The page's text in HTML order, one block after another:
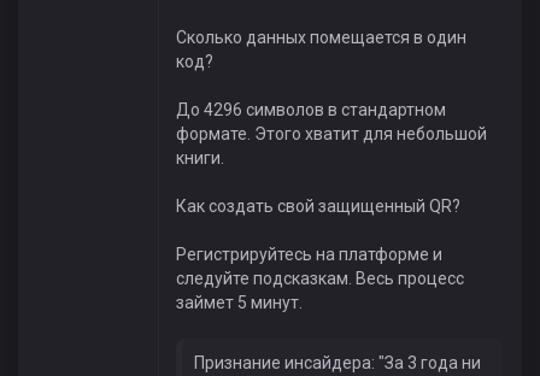
Сколько данных помещается в один
код?
До 4296 символов в стандартном
формате. Этого хватит для небольшой
книги.
Как создать свой защищенный QR?
Регистрируйтесь на платформе и
следуйте подсказкам. Весь процесс
займет 5 минут.
Признание инсайдера: "За 3 года ни